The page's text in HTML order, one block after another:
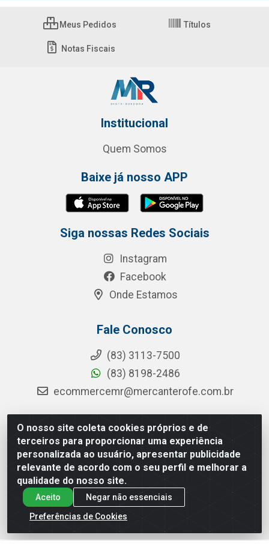
O nosso site coleta cookies próprios e de
terceiros para proporcionar uma experiência
personalizada ao usuário, apresentar publicidade
relevante de acordo com o seu perfil e melhorar a
qualidade do nosso site.
Aceito
Negar não essenciais
Preferências de Cookies
Meus Pedidos Títulos
Notas Fiscais
Institucional
Quem Somos
Baixe já nosso APP
Siga nossas Redes Sociais
Instagram
Facebook
Onde Estamos
Fale Conosco
(83) 3113-7500
(83) 8198-2486
ecommercemr@mercanterofe.com.br
MR Distribuidora - Rua Hortêncio Ribeiro de Luna, 3777 -
Distrito Industrial, João Pessoa/PB - CEP 58081-400 -
CNPJ 35.428.312/0001-85